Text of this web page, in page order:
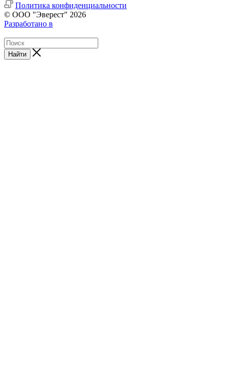
Политика конфиденциальности
© ООО "Эверест" 2026
Разработано в
Найти